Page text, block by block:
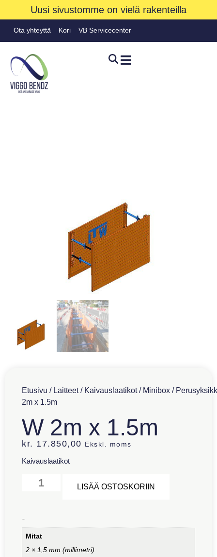
Uusi sivustomme on vielä rakenteilla
Ota yhteyttä Kori VB Servicecenter
Etusivu / Laitteet/ Kaivauslaatikot/ Minibox /
2m x 1.5m
W 2m x 1.5m
kr. 17.850,00 Ekskl. moms
Kaivauslaatikot
LISÄÄ OSTOSKORIIN
Mitat
2 × 1,5 mm (millimetri)